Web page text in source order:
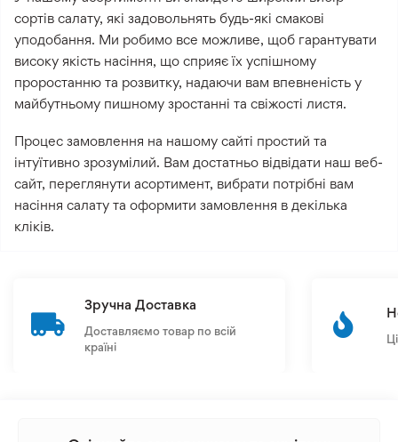
сортів салату, які задовольнять будь-які смакові
уподобання. Ми робимо все можливе, щоб гарантувати
високу якість насіння, що сприяє їх успішному
проростанню та розвитку, надаючи вам впевненість у
майбутньому пишному зростанні та свіжості листя.
Процес замовлення на нашому сайті простий та
інтуїтивно зрозумілий. Вам достатньо відвідати наш веб-
сайт, переглянути асортимент, вибрати потрібні вам
насіння салату та оформити замовлення в декілька
кліків.
Зручна Доставка
Доставляємо товар по всій
країні